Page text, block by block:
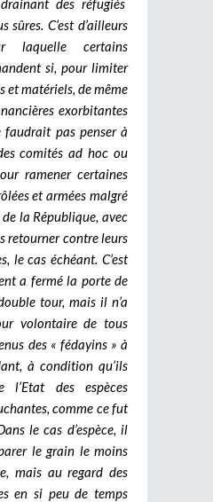
sûres. C’est d’ailleurs
laquelle certains
si, pour limiter
et matériels, de même
exorbitantes
pas penser à
comités ad hoc ou
ramener certaines
et armées malgré
la République, avec
retourner contre leurs
le cas échéant. C’est
a fermé la porte de
tour, mais il n’a
volontaire de tous
des « fédayins » à
à condition qu’ils
l’Etat des espèces
comme ce fut
le cas d’espèce, il
le grain le moins
mais au regard des
en si peu de temps